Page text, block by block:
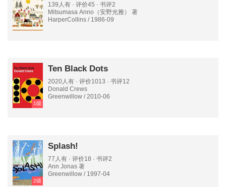
139人有 · 评价45 · 书评2
Mitsumasa Anno（安野光雅） 著
HarperCollins / 1986-09
1级
Ten Black Dots
2020人有 · 评价1013 · 书评12
Donald Crews
Greenwillow / 2010-06
2级
Splash!
77人有 · 评价18 · 书评2
Ann Jonas 著
Greenwillow / 1997-04